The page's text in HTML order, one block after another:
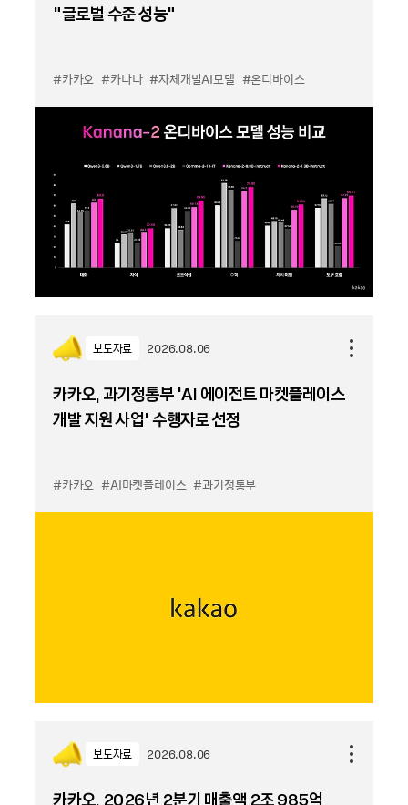
“글로벌 수준 성능”
#카카오 #카나나 #자체개발AI모델 #온디바이스
보도자료 2026.08.06
카카오, 과기정통부 ‘AI 에이전트 마켓플레이스
개발 지원 사업’ 수행자로 선정
#카카오 #AI마켓플레이스 #과기정통부
보도자료 2026.08.06
카카오, 2026년 2분기 매출액 2조 985억